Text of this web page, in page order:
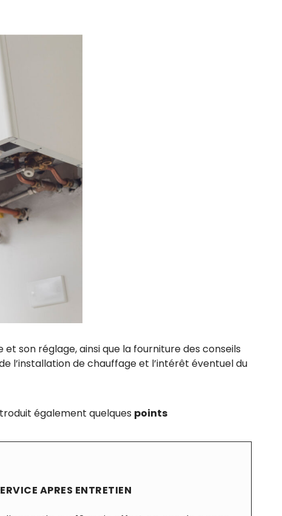
son réglage, ainsi que la fourniture des conseils
l’installation de chauffage et l’intérêt éventuel du
également quelques points
APRES ENTRETIEN